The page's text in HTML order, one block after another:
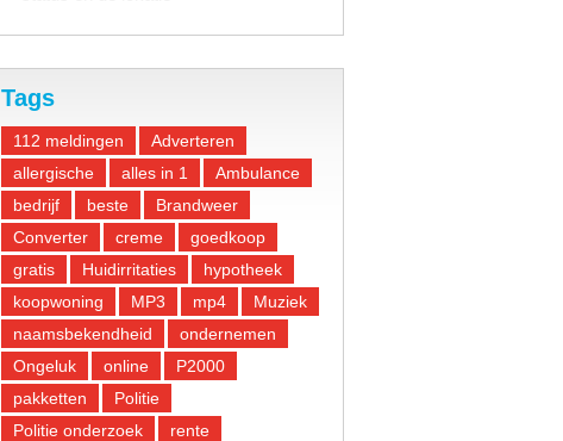
Tags
112 meldingen
Adverteren
allergische
alles in 1
Ambulance
bedrijf
beste
Brandweer
Converter
creme
goedkoop
gratis
Huidirritaties
hypotheek
koopwoning
MP3 mp4
Muziek
naamsbekendheid
ondernemen
Ongeluk
online
P2000
pakketten
Politie
Politie onderzoek
rente